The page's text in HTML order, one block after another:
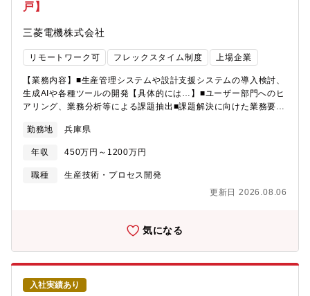
参画、自社IP技術の開発・実装【仕事の魅力・やりがい】スーパ
用領域と異なる分野にHPC技術を適用することで、テクノロジー
イノベーションによるサステナブルな社会の実現を目指しま
す。・スーパーコンピュータ「富岳」を開発した技術者集団と共
（海外の人とのコミュニケーションもできます！）。・先端
（AI/HPC/データ分析）のソフトウェア技術を習得することができ
ます。・お客様ニーズを元にした開発ができます。・上司と同僚
も、１on１など、よくコミュニケーションを取り、チームで協力
ーク率も高く、時間も場所も、柔軟な働き方ができ、将来の課題
いります。【配属組織】先端コンピューティング開発本部【組織
としてのミッション】次世代プロセッサおよびAIアクセラレータ
じめとしたハードウェア開発やそれを支える最先端の技術、ソフ
ニアを募集しています。【働き方】・フレックス勤務適用 有・
戸】
三菱電機株式会社
リモートワーク可 フレックスタイム制度 上場企業
【業務内容】■生産管理システムや設計支援システムの導入検討、
生成AIや各種ツールの開発【具体的には…】■ユーザー部門へのヒ
アリング、業務分析等による課題抽出■課題解決に向けた業務要件
■ユーザー部門へのシステム導入説明等の企画立案■運用サポー
ト など【募集背景】■神戸製作所は、基幹事業のさらなる強化や
新規事業の拡大に向けて、製作所全体の生産力強化・業務効率化
に取り組んでいます。この状況下、我々のグループは業務DX推進
善活動や生産管理システムの更新、生成AIや各種ツールの開発・
DX人財を必要としています。【配属部門】■生産システム推進プ
ロジェクトグループ【三菱ジェネレーター株式会社（Mitsubishi
Generator Co.、 Limited: MG）について】■三菱電機と三菱重工
の発電機事業を統合し2024年4月に発足した会社です。電力の安
定供給や地球温暖化への対策としてのカーボンニュートラルの実
現など社会ニーズへの貢献のため、発電機メーカーとして水素・
勤務地 兵庫県
年収 450万円～1200万円
職種
生産技術・プロセス開発
更新日 2026.08.06
気になる
入社実績あり